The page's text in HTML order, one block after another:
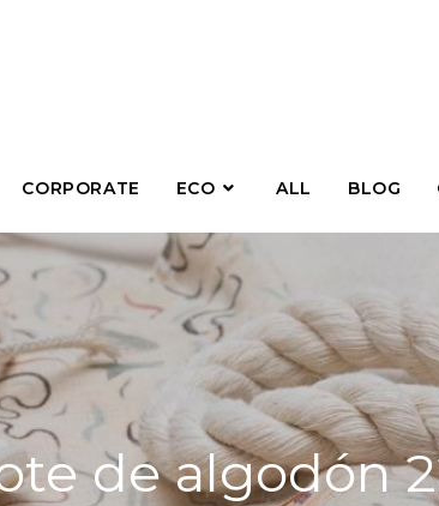
CORPORATE ECO ALL BLOG
de algodón